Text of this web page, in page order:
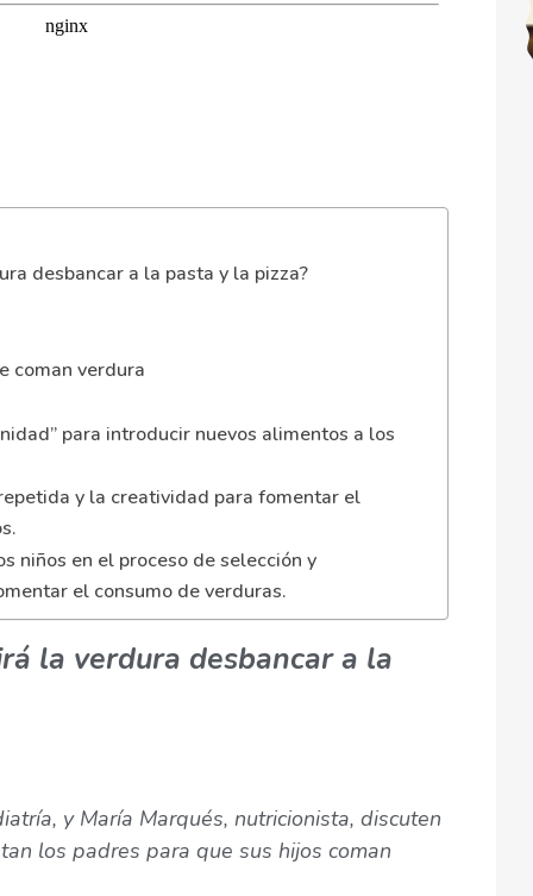
desbancar a la pasta y la pizza?
coman verdura
para introducir nuevos alimentos a los
y la creatividad para fomentar el
niños en el proceso de selección y
el consumo de verduras.
la verdura desbancar a la
y María Marqués, nutricionista, discuten
los padres para que sus hijos coman